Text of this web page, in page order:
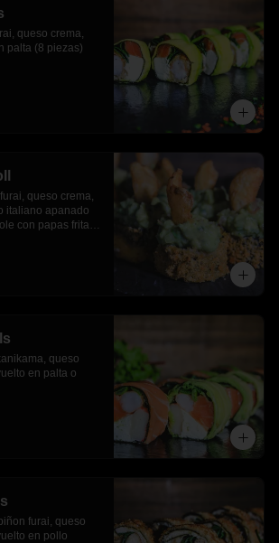
queso crema,
palta (8 piezas)
queso crema,
italiano apanado
con papas fritas.
queso
en palta o
furai, queso
en pollo